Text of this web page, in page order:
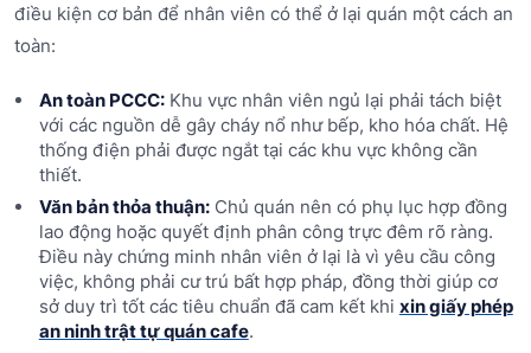
điều kiện cơ bản để nhân viên có thể ở lại quán một cách an
toàn:
An toàn PCCC:Khu vực nhân viên ngủ lại phải tách biệt
với các nguồn dễ gây cháy nổ như bếp, kho hóa chất. Hệ
thống điện phải được ngắt tại các khu vực không cần
thiết.
Văn bản thỏa thuận:Chủ quán nên có phụ lục hợp đồng
lao động hoặc quyết định phân công trực đêm rõ ràng.
Điều này chứng minh nhân viên ở lại là vì yêu cầu công
việc, không phải cư trú bất hợp pháp, đồng thời giúp cơ
sở duy trì tốt các tiêu chuẩn đã cam kết khi xin giấy phép
an ninh trật tự quán cafe.